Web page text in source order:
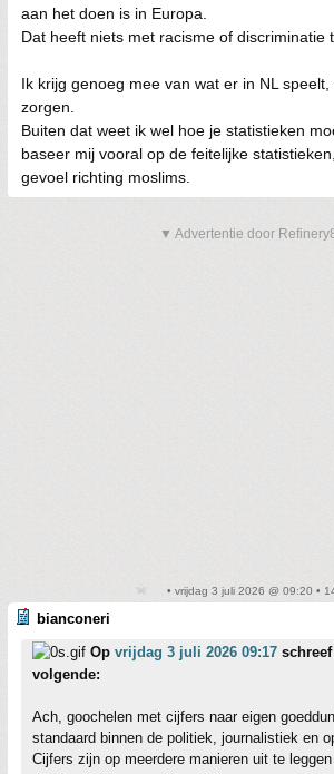
aan het doen is in Europa.
Dat heeft niets met racisme of discriminatie
Ik krijg genoeg mee van wat er in NL
zorgen.
Buiten dat weet ik wel hoe je statistieken
baseer mij vooral op de feitelijke
gevoel richting moslims.
▼ Advertentie door
• vrijdag 3 juli 2026 @ 09:20 •
bianconeri
Op vrijdag 3 juli 2026 09:17 schreef
volgende:
Ach, goochelen met cijfers naar eigen
standaard binnen de politiek, journalistiek en
Cijfers zijn op meerdere manieren uit te